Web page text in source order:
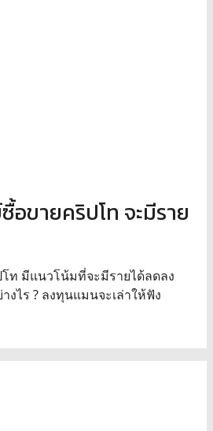
ขายคริปโท จะมีราย
ท มีแนวโน้มที่จะมีรายได้ลดลง
งไร ? ลงทุนแมนจะเล่าให้ฟัง